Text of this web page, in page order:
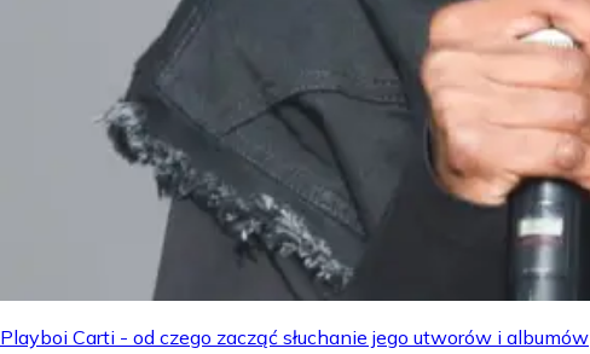
Playboi Carti - od czego zacząć słuchanie jego utworów i albumów